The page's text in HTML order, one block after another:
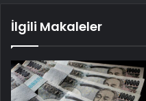
İlgili Makaleler